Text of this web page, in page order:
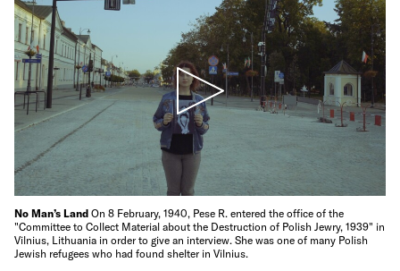
No Man’s Land On 8 February, 1940, Pese R. entered the office of the
"Committee to Collect Material about the Destruction of Polish Jewry, 1939" in
Vilnius, Lithuania in order to give an interview. She was one of many Polish
Jewish refugees who had found shelter in Vilnius.